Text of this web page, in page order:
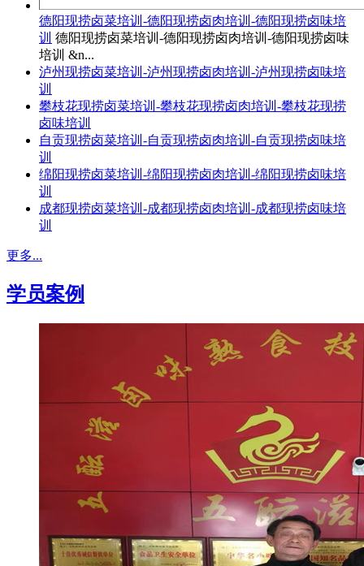
德阳现捞卤菜培训-德阳现捞卤肉培训-德阳现捞卤味培
训 德阳现捞卤菜培训-德阳现捞卤肉培训-德阳现捞卤味
培训 &n...
泸州现捞卤菜培训-泸州现捞卤肉培训-泸州现捞卤味培
训
攀枝花现捞卤菜培训-攀枝花现捞卤肉培训-攀枝花现捞
卤味培训
自贡现捞卤菜培训-自贡现捞卤肉培训-自贡现捞卤味培
训
绵阳现捞卤菜培训-绵阳现捞卤肉培训-绵阳现捞卤味培
训
成都现捞卤菜培训-成都现捞卤肉培训-成都现捞卤味培
训
更多...
学员案例